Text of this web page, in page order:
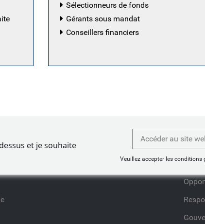
l'équipe Investment Grade en décembre 2013.
Global Markets en tant que consultant associé,
gestion des risques financiers de la Cass
Nos idées
Média
Sélectionneurs de fonds
Gérants sous mandat
Conseillers financiers
et je souhaite
Accéder au site
Veuillez accepter les conditions